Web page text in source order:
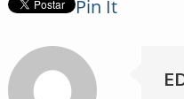
Pin It